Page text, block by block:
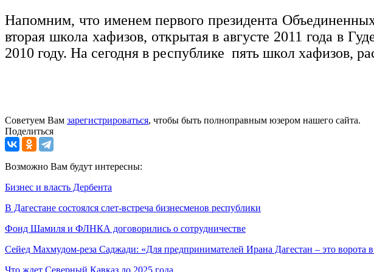
Напомним, что именем первого президента
вторая школа хафизов, открытая в августе 2011 года в
2010 году. На сегодня в республике пять школ хафизов,
Советуем Вам зарегистрироваться, чтобы быть полноправным юзером нашего сайта.
Поделиться
Возможно Вам будут интересны:
Бизнес и власть Дербента
В Дагестане состоялся слет-встреча бизнесменов республики
Фонд Шамиля и ФЛНКА договорились о сотрудничестве
Сейед Махмудом-реза Саджади: «Для предпринимателей Ирана Дагестан – это ворота
Что ждет Северный Кавказ до 2025 года